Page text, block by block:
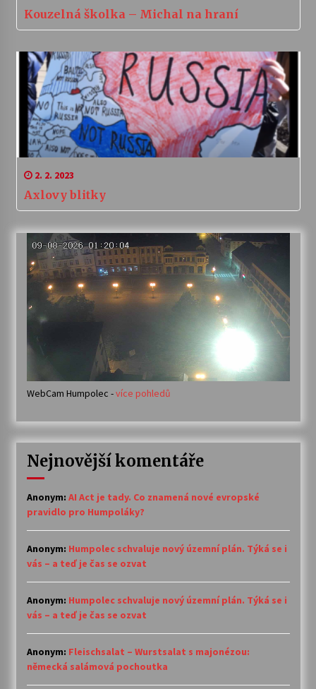
Kouzelná školka – Michal na hraní
2. 2. 2023
Axlovy blitky
WebCam Humpolec -více pohledů
Nejnovější komentáře
Anonym: AI Act je tady. Co znamená nové evropské
pravidlo pro Humpoláky?
Anonym: Humpolec schvaluje nový územní plán. Týká se i
vás – a teď je čas se ozvat
Anonym: Humpolec schvaluje nový územní plán. Týká se i
vás – a teď je čas se ozvat
Anonym: Fleischsalat – Wurstsalat s majonézou:
německá salámová pochoutka